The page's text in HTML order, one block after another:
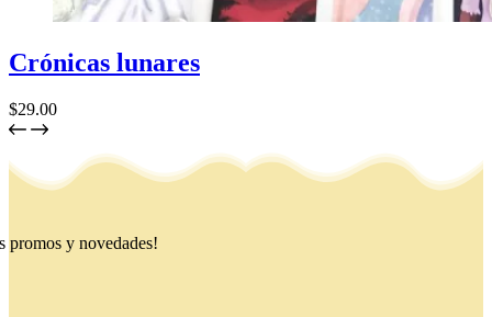
Crónicas lunares
$29.00
promos y novedades!